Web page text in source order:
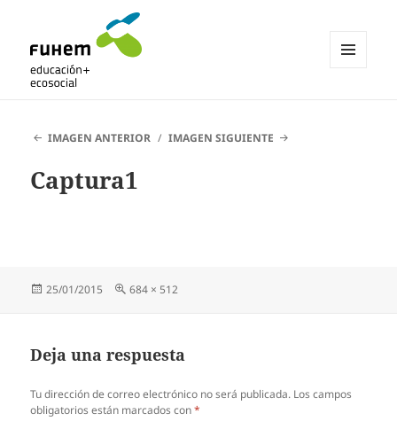
IMAGEN ANTERIOR IMAGEN SIGUIENTE
Captura1
Publicado
25/01/2015
Tamaño
684 × 512
Deja una respuesta
Tu dirección de correo electrónico no será publicada. Los campos
obligatorios están marcados con*